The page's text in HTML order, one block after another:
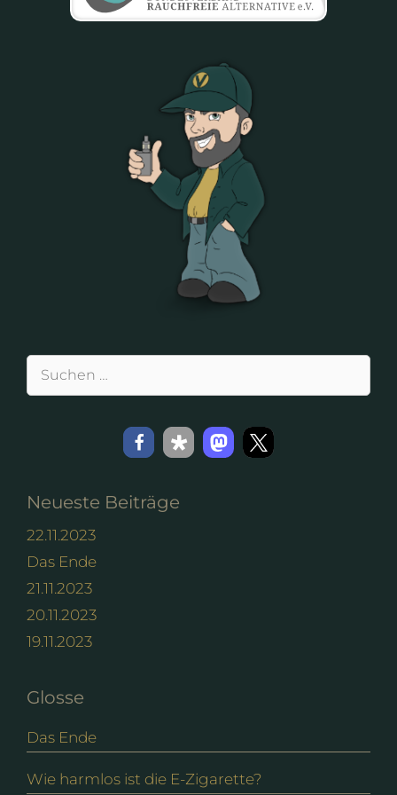
Suchen
Neueste Beiträge
22.11.2023
Das Ende
21.11.2023
20.11.2023
19.11.2023
Glosse
Das Ende
Wie harmlos ist die E-Zigarette?